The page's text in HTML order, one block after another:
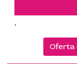
.
Oferta